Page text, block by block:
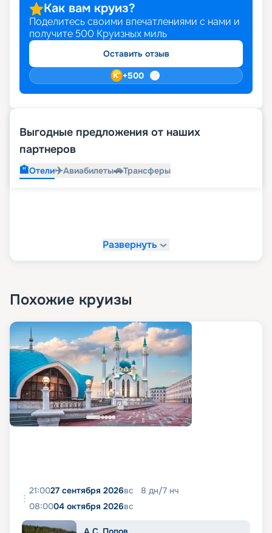
Как вам круиз?
Поделитесь своими впечатлениями с нами и
получите 500 Круизных миль
Оставить отзыв
+500
Выгодные предложения от наших
партнеров
🏨Отели✈️Авиабилеты🚗Трансферы
Развернуть
Похожие круизы
21:0027 сентября 2026вс 8 дн/7 нч
08:0004 октября 2026вс